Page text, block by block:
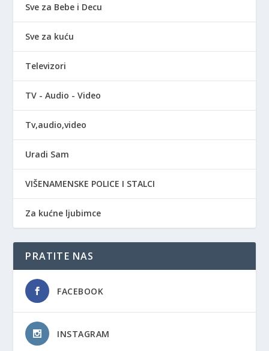
Sve za Bebe i Decu
Sve za kuću
Televizori
TV - Audio - Video
Tv,audio,video
Uradi Sam
VIŠENAMENSKE POLICE I STALCI
Za kućne ljubimce
PRATITE NAS
FACEBOOK
INSTAGRAM